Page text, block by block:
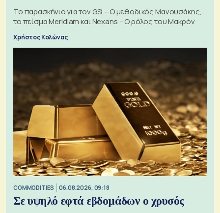
Το παρασκήνιο για τον GSI – Ο μεθοδικός Μανουσάκης,
το πείσμα Meridiam και Nexans – Ο ρόλος του Μακρόν
Χρήστος Κολώνας
COMMODITIES 06.08.2026, 09:18
Σε υψηλό εφτά εβδομάδων ο χρυσός